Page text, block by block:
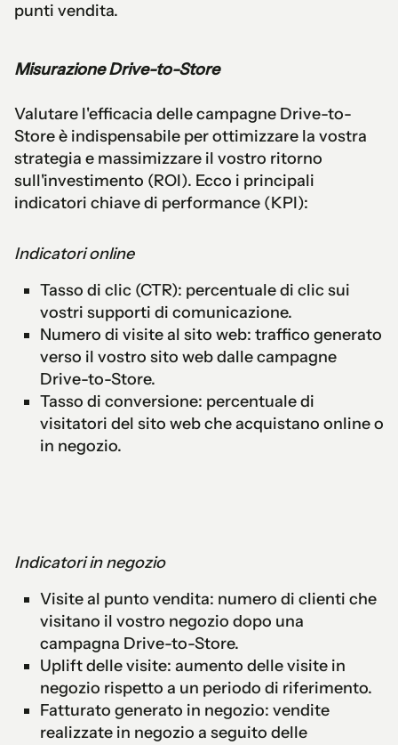
punti vendita.
Misurazione Drive-to-Store
Valutare l'efficacia delle campagne Drive-to-
Store è indispensabile per ottimizzare la vostra
strategia e massimizzare il vostro ritorno
sull'investimento (ROI). Ecco i principali
indicatori chiave di performance (KPI):
Indicatori online
Tasso di clic (CTR): percentuale di clic sui
vostri supporti di comunicazione.
Numero di visite al sito web: traffico generato
verso il vostro sito web dalle campagne
Drive-to-Store.
Tasso di conversione: percentuale di
visitatori del sito web che acquistano online o
in negozio.
Indicatori in negozio
Visite al punto vendita: numero di clienti che
visitano il vostro negozio dopo una
campagna Drive-to-Store.
Uplift delle visite: aumento delle visite in
negozio rispetto a un periodo di riferimento.
Fatturato generato in negozio: vendite
realizzate in negozio a seguito delle